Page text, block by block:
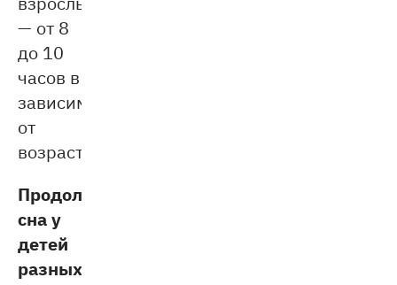
— от 8
до 10
часов в
зависимости
от
возраста.
Продолжительность
сна у
детей
разных